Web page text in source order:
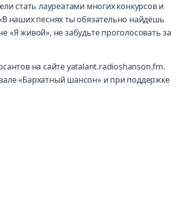
стать лауреатами многих конкурсов и
наших песнях ты обязательно найдёшь
«Я живой», не забудьте проголосовать за
на сайте yatalant.radioshanson.fm.
«Бархатный шансон» и при поддержке